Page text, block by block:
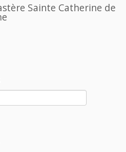
Sainte Catherine de